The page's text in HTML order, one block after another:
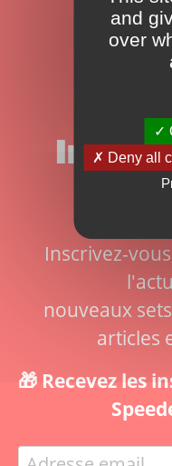
Inscrivez-
nouveaux
articles
🎁 Recevez les
and
over
Deny all